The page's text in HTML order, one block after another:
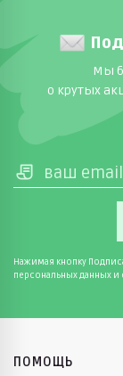
Мы
о крутых
Нажимая кнопку
персональных данных
ПОМОЩЬ